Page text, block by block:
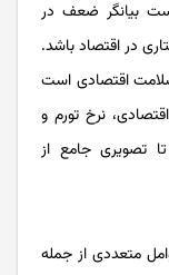
بیانگر ضعف در
در اقتصاد باشد.
سلامت اقتصادی است
نرخ تورم و
تصویری جامع از
متعددی از جمله